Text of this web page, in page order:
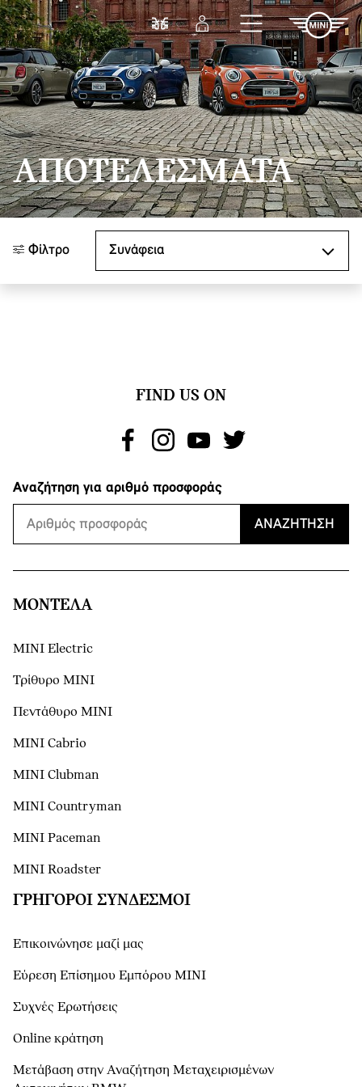
Μετάβαση στο κύριο περιεχόμενο
ΣύγκρισηΣύνδεση
ΑΠΟΤΕΛΈΣΜΑΤΑ
Φίλτρο
FIND US ON
Αναζήτηση για αριθμό προσφοράς
ΑΝΑΖΉΤΗΣΗ
ΜΟΝΤΕΛΑ
MINI Electric
Τρίθυρο MINI
Πεντάθυρο MINI
MINI Cabrio
MINI Clubman
MINI Countryman
MINI Paceman
MINI Roadster
ΓΡΉΓΟΡΟΙ ΣΎΝΔΕΣΜΟΙ
Επικοινώνησε μαζί μας
Εύρεση Επίσημου Εμπόρου ΜΙΝΙ
Συχνές Ερωτήσεις
Online κράτηση
Μετάβαση στην Αναζήτηση Μεταχειρισμένων